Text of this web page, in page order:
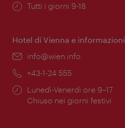
Orari
Tutti i giorni 9-18
Hotel di Vienna e informazioni
Email:
info@wien.info
Telefono:
+43-1-24 555
Orari
di
Lunedì-Venerdì ore 9–17
Chiuso nei giorni festivi